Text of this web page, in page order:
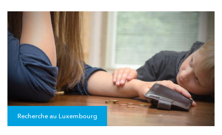
Recherche au Luxembourg